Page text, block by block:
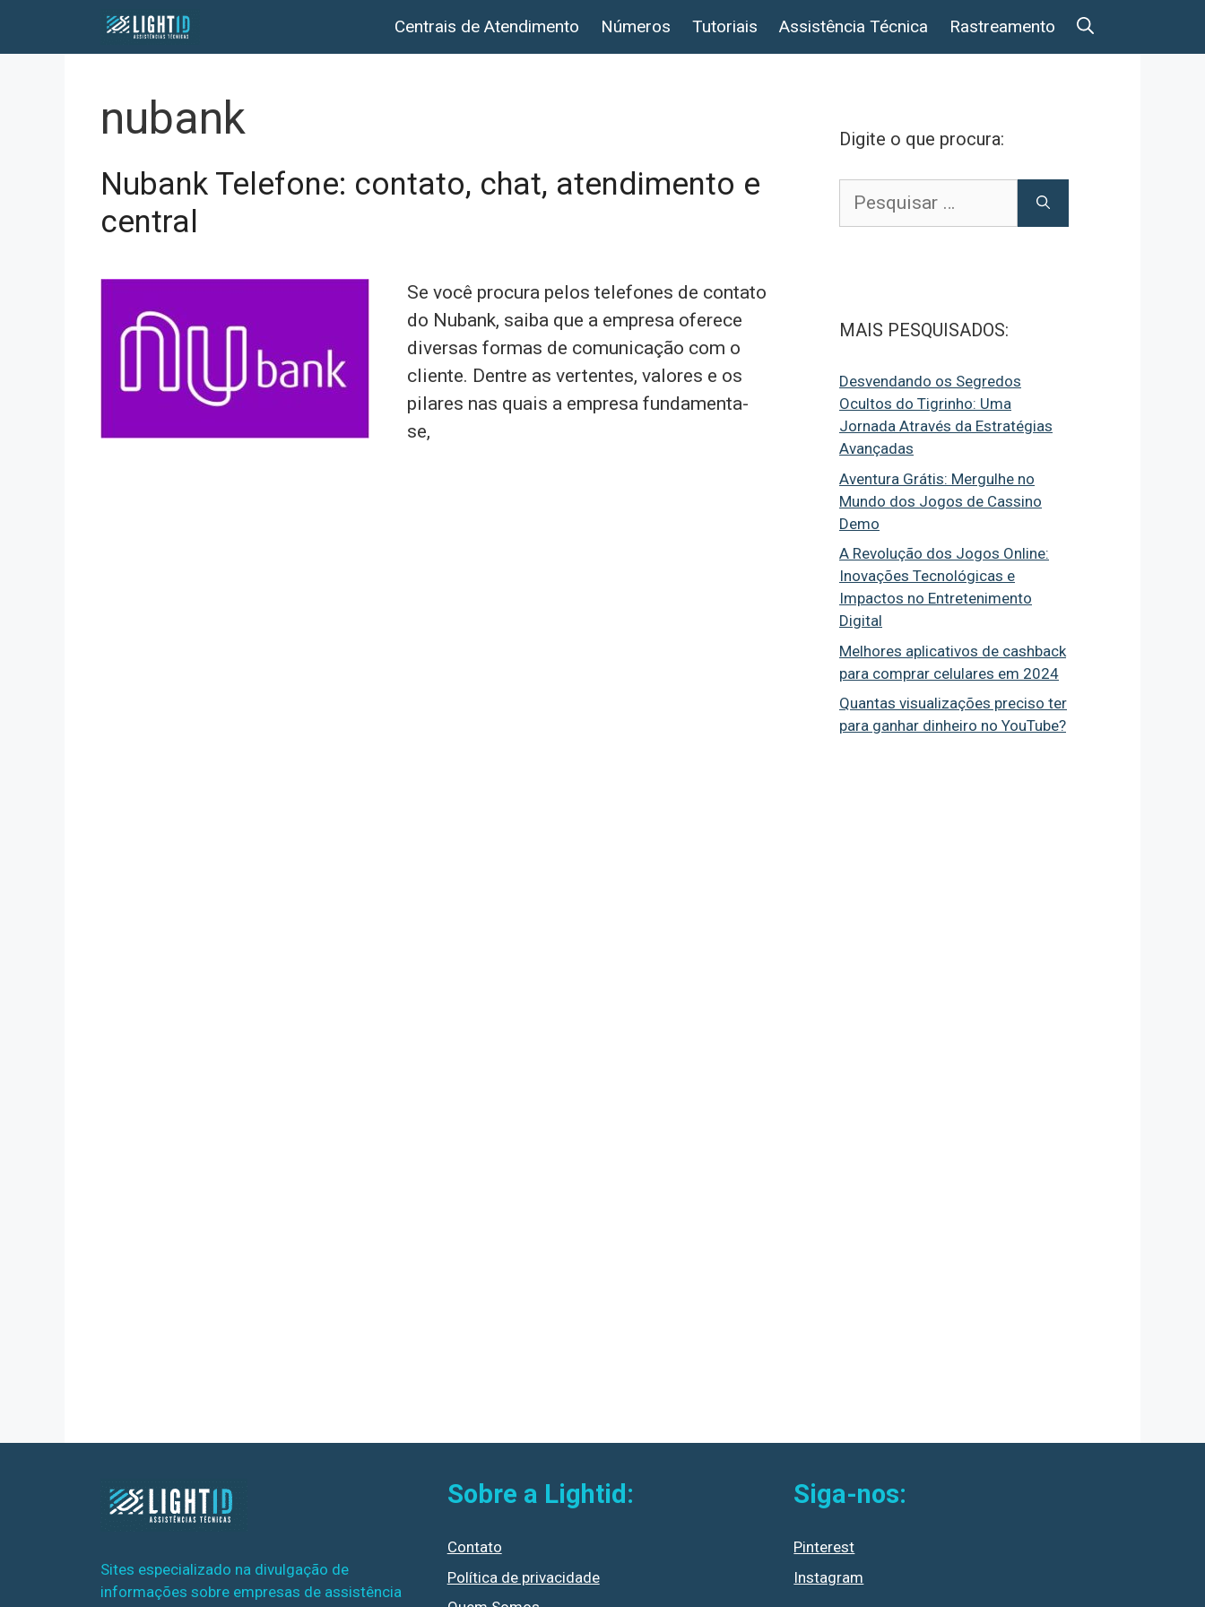
Centrais de Atendimento Números Tutoriais Assistência Técnica Rastreamento
nubank
Nubank Telefone: contato, chat, atendimento e
central
Se você procura pelos telefones de contato
do Nubank, saiba que a empresa oferece
diversas formas de comunicação com o
cliente. Dentre as vertentes, valores e os
pilares nas quais a empresa fundamenta-
se,
Digite o que procura:
por:
MAIS PESQUISADOS:
Desvendando os Segredos
Ocultos do Tigrinho: Uma
Jornada Através da Estratégias
Avançadas
Aventura Grátis: Mergulhe no
Mundo dos Jogos de Cassino
Demo
A Revolução dos Jogos Online:
Inovações Tecnológicas e
Impactos no Entretenimento
Digital
Melhores aplicativos de cashback
para comprar celulares em 2024
Quantas visualizações preciso ter
para ganhar dinheiro no YouTube?
Sites especializado na divulgação de
informações sobre empresas de assistência
Sobre a Lightid:
Contato
Política de privacidade
Siga-nos:
Pinterest
Instagram